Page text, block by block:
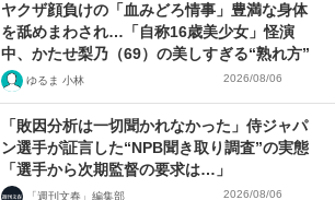
ヤクザ顔負けの「血みどろ情事」豊満な身体
を舐めまわされ…「自称16歳美少女」怪演
中、かたせ梨乃（69）の美しすぎる“熟れ方”
ゆるま 小林 2026/08/06
「敗因分析は一切聞かれなかった」侍ジャパ
ン選手が証言した“NPB聞き取り調査”の実態
「選手から次期監督の要求は…」
「週刊文春」編集部 2026/08/06